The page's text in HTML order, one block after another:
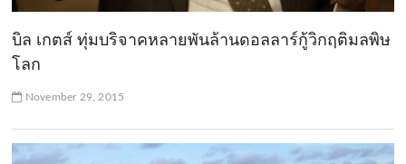
บิล เกตส์ ทุ่มบริจาคหลายพันล้านดอลลาร์กู้วิกฤติมลพิษ
โลก
November 29, 2015